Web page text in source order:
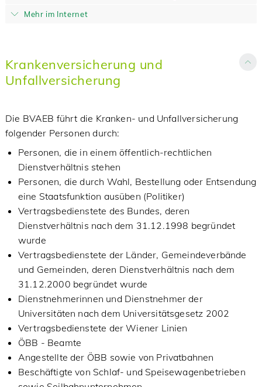
Mehr im Internet
Krankenversicherung und
Unfallversicherung
Die BVAEB führt die Kranken- und Unfallversicherung
folgender Personen durch:
Personen, die in einem öffentlich-rechtlichen
Dienstverhältnis stehen
Personen, die durch Wahl, Bestellung oder Entsendung
eine Staatsfunktion ausüben (Politiker)
Vertragsbedienstete des Bundes, deren
Dienstverhältnis nach dem 31.12.1998 begründet
wurde
Vertragsbedienstete der Länder, Gemeindeverbände
und Gemeinden, deren Dienstverhältnis nach dem
31.12.2000 begründet wurde
Dienstnehmerinnen und Dienstnehmer der
Universitäten nach dem Universitätsgesetz 2002
Vertragsbedienstete der Wiener Linien
ÖBB - Beamte
Angestellte der ÖBB sowie von Privatbahnen
Beschäftigte von Schlaf- und Speisewagenbetrieben